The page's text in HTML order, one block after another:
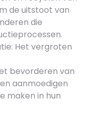
de uitstoot van
die
Het vergroten
bevorderen van
aanmoedigen
maken in hun